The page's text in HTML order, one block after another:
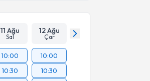
11 Ağu
Sal
12 Ağu
Çar
10:00
10:30
10:00
10:30